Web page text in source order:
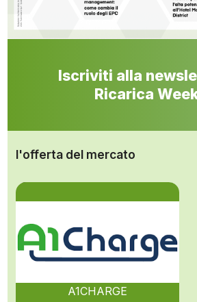
Iscriviti alla
Ricarica
l'offerta del mercato
A1CHARGE